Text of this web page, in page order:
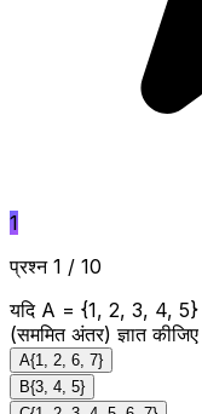
1
प्रश्न 1 / 10
यदि A = {1, 2, 3, 4,
(सममित अंतर) ज्ञात
A{1, 2, 6, 7}
B{3, 4, 5}